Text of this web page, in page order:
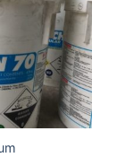
Add to
wishlist